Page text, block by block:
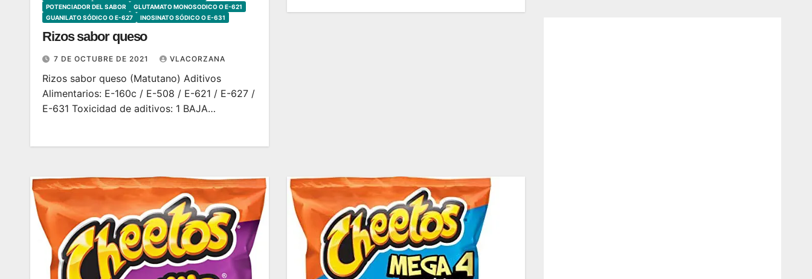
POTENCIADOR DEL SABOR
GLUTAMATO MONOSODICO O E-621
GUANILATO SÓDICO O E-627
INOSINATO SÓDICO O E-631
Rizos sabor queso
7 DE OCTUBRE DE 2021 VLACORZANA
Rizos sabor queso (Matutano) Aditivos
Alimentarios: E-160c / E-508 / E-621 / E-627 /
E-631 Toxicidad de aditivos: 1 BAJA…